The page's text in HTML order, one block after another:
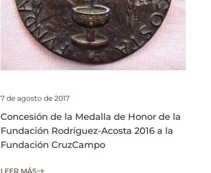
7 de agosto de 2017
Concesión de la Medalla de Honor de la
Fundación Rodríguez-Acosta 2016 a la
Fundación CruzCampo
LEER MÁS